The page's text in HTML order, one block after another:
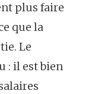
plus faire
que la
Le
: il est bien